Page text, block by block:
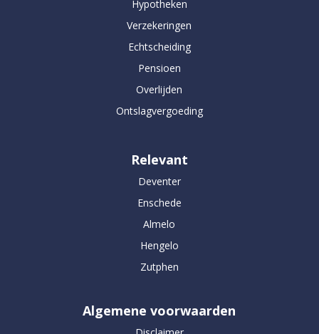
Hypotheken
Verzekeringen
Echtscheiding
Pensioen
Overlijden
Ontslagvergoeding
Relevant
Deventer
Enschede
Almelo
Hengelo
Zutphen
Algemene voorwaarden